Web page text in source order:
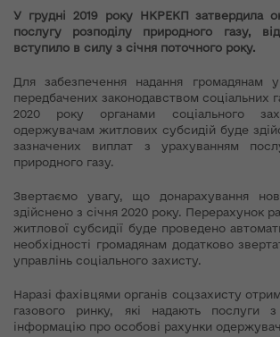
У грудні 2019 року НКРЕКП затвердила
послугу розподілу природного газу,
вступило в силу з січня поточного року.
Для забезпечення надання громадянам
передбачених законодавством соціальних
2020 року органами соціального
одержувачам житлових субсидій буде
зазначених виплат з урахуванням
природного газу.
Звертаємо увагу, що донарахування
здійснено з січня 2020 року. Перерахунок
житлової субсидії буде проведено
необхідності громадянам додатково
управлінь соціального захисту.
Наразі фахівцями органів соцзахисту
газового ринку, які надають послуги з
інформацію про особові рахунки